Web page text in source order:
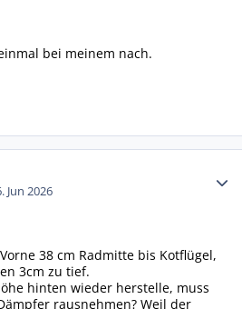
bei meinem nach.
Jun 2026
38 cm Radmitte bis Kotflügel,
3cm zu tief.
hinten wieder herstelle, muss
rausnehmen? Weil der